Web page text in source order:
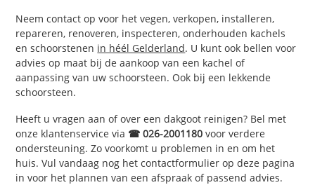
Neem contact op voor het vegen, verkopen, installeren,
repareren, renoveren, inspecteren, onderhouden kachels
en schoorstenen in héél Gelderland. U kunt ook bellen voor
advies op maat bij de aankoop van een kachel of
aanpassing van uw schoorsteen. Ook bij een lekkende
schoorsteen.
Heeft u vragen aan of over een dakgoot reinigen? Bel met
onze klantenservice via ☎ 026-2001180 voor verdere
ondersteuning. Zo voorkomt u problemen in en om het
huis. Vul vandaag nog het contactformulier op deze pagina
in voor het plannen van een afspraak of passend advies.